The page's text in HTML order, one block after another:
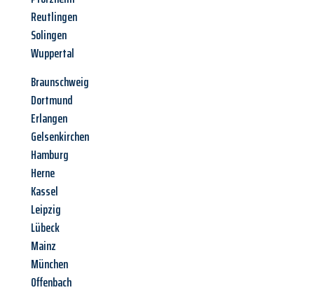
Reutlingen
Solingen
Wuppertal
Braunschweig
Dortmund
Erlangen
Gelsenkirchen
Hamburg
Herne
Kassel
Leipzig
Lübeck
Mainz
München
Offenbach